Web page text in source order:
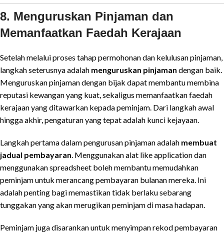
8. Menguruskan Pinjaman dan
Memanfaatkan Faedah Kerajaan
Setelah melalui proses tahap permohonan dan kelulusan pinjaman,
langkah seterusnya adalah menguruskan pinjaman dengan baik.
Menguruskan pinjaman dengan bijak dapat membantu membina
reputasi kewangan yang kuat, sekaligus memanfaatkan faedah
kerajaan yang ditawarkan kepada peminjam. Dari langkah awal
hingga akhir, pengaturan yang tepat adalah kunci kejayaan.
Langkah pertama dalam pengurusan pinjaman adalah membuat
jadual pembayaran . Menggunakan alat like application dan
menggunakan spreadsheet boleh membantu memudahkan
peminjam untuk merancang pembayaran bulanan mereka. Ini
adalah penting bagi memastikan tidak berlaku sebarang
tunggakan yang akan merugikan peminjam di masa hadapan.
Peminjam juga disarankan untuk menyimpan rekod pembayaran